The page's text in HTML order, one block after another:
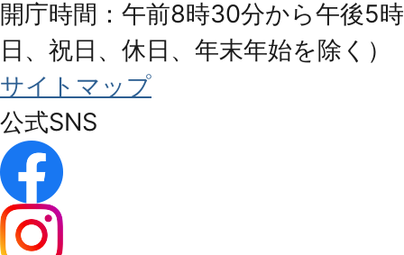
開庁時間：午前8時30分から午後5
日、祝日、休日、年末年始を除く）
サイトマップ
公式SNS